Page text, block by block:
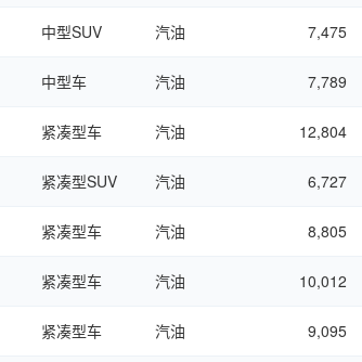
中型SUV 汽油 7,475
中型车 汽油 7,789
紧凑型车 汽油 12,804
紧凑型SUV 汽油 6,727
紧凑型车 汽油 8,805
紧凑型车 汽油 10,012
紧凑型车 汽油 9,095